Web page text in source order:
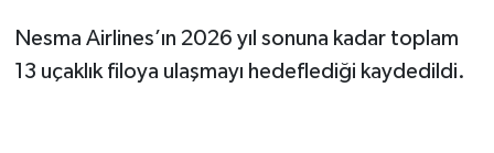
Nesma Airlines’ın 2026 yıl sonuna kadar toplam
13 uçaklık filoya ulaşmayı hedeflediği kaydedildi.